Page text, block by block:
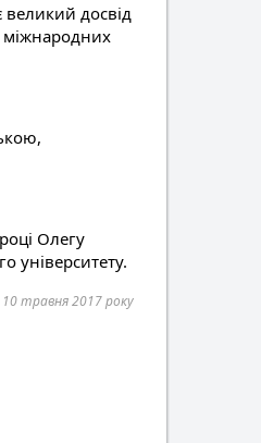
великий досвід
міжнародних
Олегу
університету.
10 травня 2017 року